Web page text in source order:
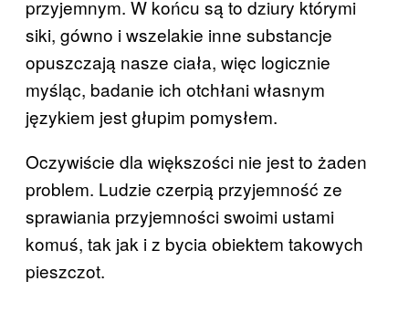
przyjemnym. W końcu są to dziury którymi
siki, gówno i wszelakie inne substancje
opuszczają nasze ciała, więc logicznie
myśląc, badanie ich otchłani własnym
językiem jest głupim pomysłem.
Oczywiście dla większości nie jest to żaden
problem. Ludzie czerpią przyjemność ze
sprawiania przyjemności swoimi ustami
komuś, tak jak i z bycia obiektem takowych
pieszczot.